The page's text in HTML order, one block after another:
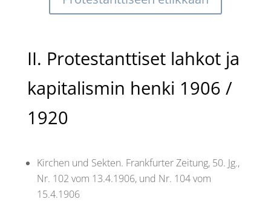
II. Protestanttiset lahkot ja
kapitalismin henki 1906 /
1920
Kirchen und Sekten. Frankfurter Zeitung, 50. Jg.,
Nr. 102 vom 13.4.1906, und Nr. 104 vom
15.4.1906